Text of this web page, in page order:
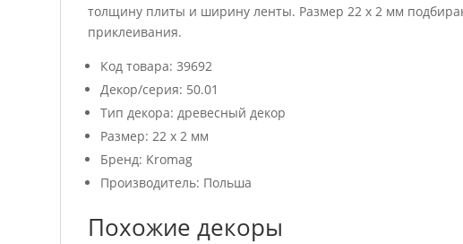
толщину плиты и ширину ленты. Размер 22 x 2 мм
приклеивания.
Код товара: 39692
Декор/серия: 50.01
Тип декора: древесный декор
Размер: 22 x 2 мм
Бренд: Kromag
Производитель: Польша
Похожие декоры